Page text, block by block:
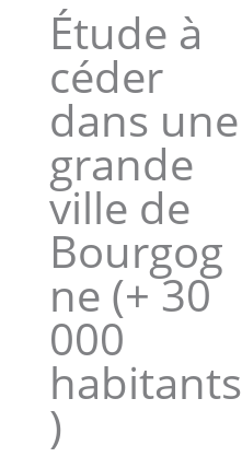
Étude à
céder
dans une
grande
ville de
Bourgog
ne (+ 30
000
habitants
)